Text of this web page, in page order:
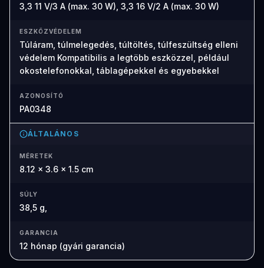
3,3 11 V/3 A (max. 30 W), 3,3 16 V/2 A (max. 30 W)
ESZKÖZVÉDELEM
Túláram, túlmelegedés, túltöltés, túlfeszültség elleni
védelem Kompatibilis a legtöbb eszközzel, például
okostelefonokkal, táblagépekkel és egyebekkel
AZONOSÍTÓ
PA0348
ÁLTALÁNOS
MÉRETEK
8.12 x 3.6 x 1.5 cm
SÚLY
38,5 g,
GARANCIA
12 hónap (gyári garancia)